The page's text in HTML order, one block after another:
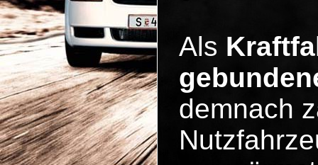
Als
demnach